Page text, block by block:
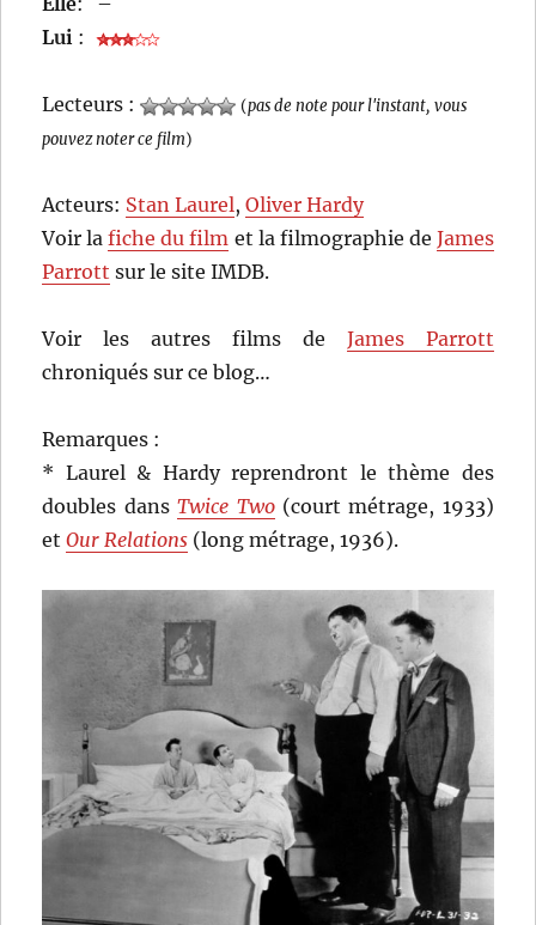
Lui :
Lecteurs : (pas de note pour l'instant, vous
pouvez noter ce film)
Acteurs: Stan Laurel,Oliver Hardy
Voir lafiche du film et la filmographie de James
Parrott sur le site IMDB.
Voir les autres films de James Parrott
chroniqués sur ce blog…
Remarques :
* Laurel & Hardy reprendront le thème des
doubles dansTwice Two(court métrage, 1933)
etOur Relations (long métrage, 1936).